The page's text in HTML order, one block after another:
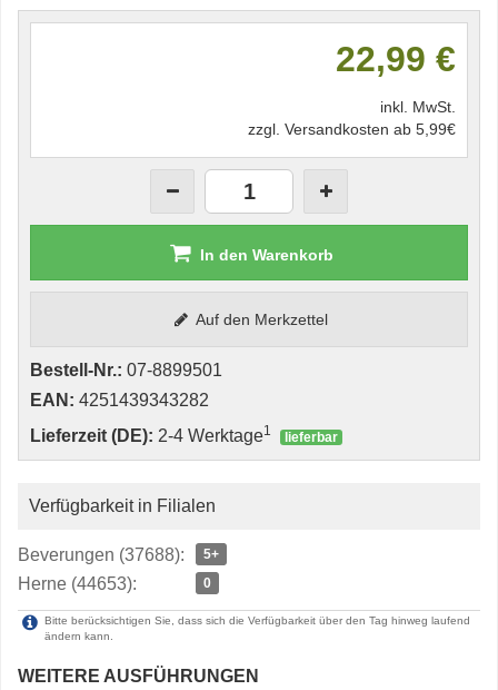
22,99 €
inkl. MwSt.
zzgl. Versandkosten ab 5,99€
In den Warenkorb
Auf den Merkzettel
Bestell-Nr.: 07-8899501
EAN: 4251439343282
Lieferzeit (DE): 2-4 Werktage1 lieferbar
Verfügbarkeit in Filialen
Beverungen (37688): 5+
Herne (44653): 0
Bitte berücksichtigen Sie, dass sich die Verfügbarkeit über den Tag hinweg laufend
ändern kann.
WEITERE AUSFÜHRUNGEN